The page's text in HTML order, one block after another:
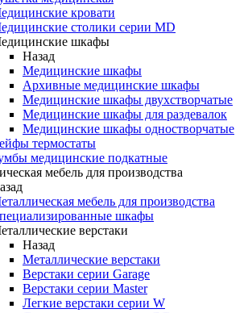
кровати
столики серии MD
шкафы
Назад
Медицинские шкафы
Архивные медицинские шкафы
Медицинские шкафы двухстворчатые
Медицинские шкафы для раздевалок
Медицинские шкафы одностворчатые
термостаты
медицинские подкатные
мебель для производства
мебель для производства
шкафы
верстаки
Назад
Металлические верстаки
Верстаки серии Garage
Верстаки серии Master
Легкие верстаки серии W